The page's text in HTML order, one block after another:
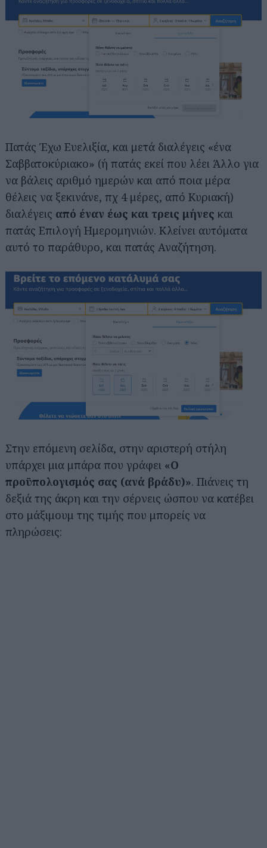
Πατάς Έχω Ευελιξία, και μετά διαλέγεις «ένα
Σαββατοκύριακο» (ή πατάς εκεί που λέει Άλλο για
να βάλεις αριθμό ημερών και από ποια μέρα
θέλεις να ξεκινάνε, πχ 4 μέρες, από Κυριακή)
διαλέγεις από έναν έως και τρεις μήνες και
πατάς Επιλογή Ημερομηνιών. Κλείνει αυτόματα
αυτό το παράθυρο, και πατάς Αναζήτηση.
Στην επόμενη σελίδα, στην αριστερή στήλη
υπάρχει μια μπάρα που γράφει «Ο
προϋπολογισμός σας (ανά βράδυ)». Πιάνεις τη
δεξιά της άκρη και την σέρνεις ώσπου να κατέβει
στο μάξιμουμ της τιμής που μπορείς να
πληρώσεις: